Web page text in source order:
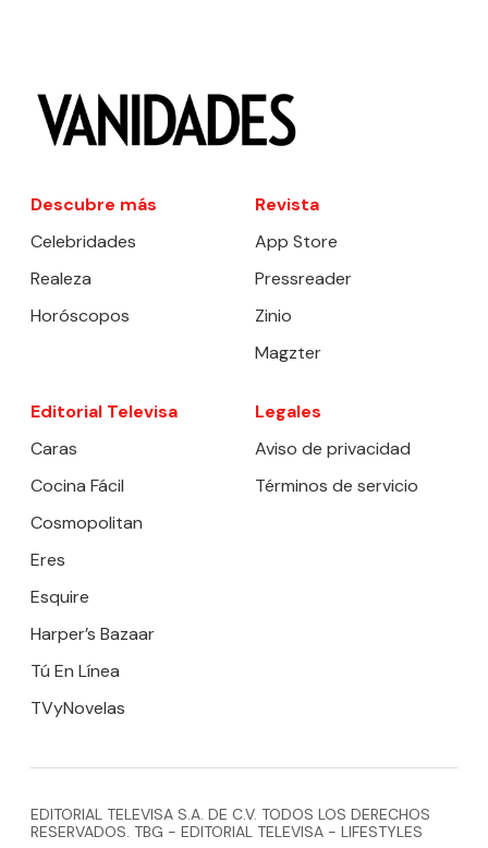
Descubre más
Celebridades
Realeza
Horóscopos
Revista
App Store
Pressreader
Zinio
Magzter
Editorial Televisa
Caras
Cocina Fácil
Cosmopolitan
Eres
Esquire
Harper’s Bazaar
Tú En Línea
TVyNovelas
Legales
Aviso de privacidad
Términos de servicio
EDITORIAL TELEVISA S.A. DE C.V. TODOS LOS DERECHOS
RESERVADOS. TBG - EDITORIAL TELEVISA - LIFESTYLES